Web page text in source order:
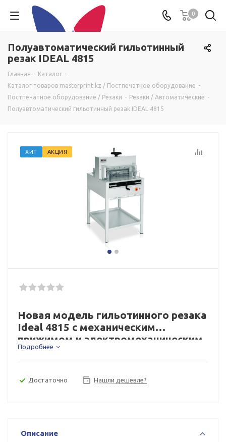
0
Полуавтоматический гильотинный
резак IDEAL 4815
Главная - Каталог -
Каталог товаров masterprint.kz / Постпечатное оборудование -
Постпечатное оборудование / Резаки - Резаки / Автоматические -
Полуавтоматический гильотинный резак IDEAL 4815
ХИТ АКЦИЯ
Новая модель гильотинного резака
Ideal 4815 с механическим
прижимом и электромеханическим
приводом ножа имеет длину реза
стопы до 80 мм.
Подробнее
Достаточно Нашли дешевле?
Описание